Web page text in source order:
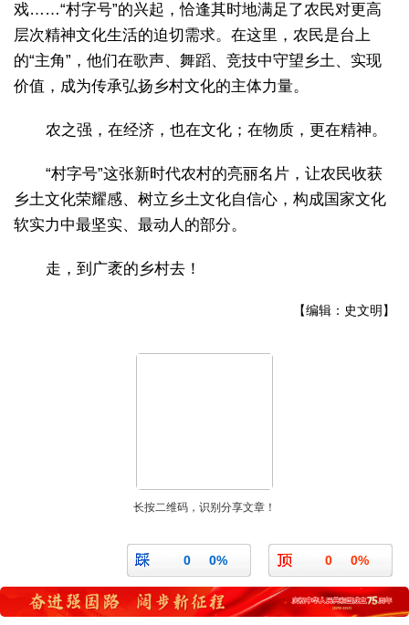
戏……“村字号”的兴起，恰逢其时地满足了农民对更高
层次精神文化生活的迫切需求。在这里，农民是台上
的“主角”，他们在歌声、舞蹈、竞技中守望乡土、实现
价值，成为传承弘扬乡村文化的主体力量。
农之强，在经济，也在文化；在物质，更在精神。
“村字号”这张新时代农村的亮丽名片，让农民收获
乡土文化荣耀感、树立乡土文化自信心，构成国家文化
软实力中最坚实、最动人的部分。
走，到广袤的乡村去！
【编辑：史文明】
长按二维码，识别分享文章！
0 0%
0 0%